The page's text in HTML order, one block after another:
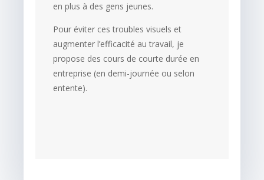
en plus à des gens jeunes.
Pour éviter ces troubles visuels et
augmenter l’efficacité au travail, je
propose des cours de courte durée en
entreprise (en demi-journée ou selon
entente).